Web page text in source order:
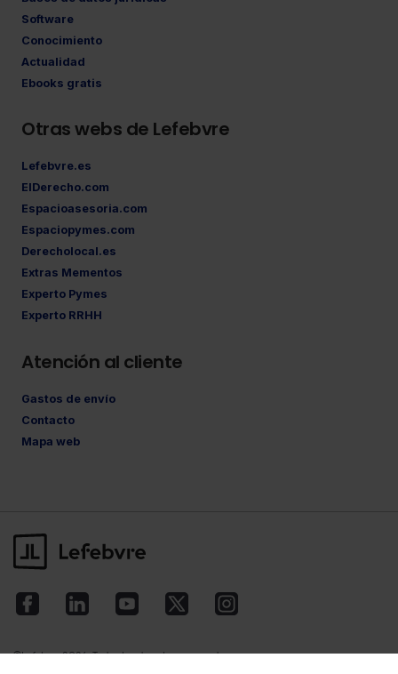
Software
Conocimiento
Actualidad
Ebooks gratis
Otras webs de Lefebvre
Lefebvre.es
ElDerecho.com
Espacioasesoria.com
Espaciopymes.com
Derecholocal.es
Extras Mementos
Experto Pymes
Experto RRHH
Atención al cliente
Gastos de envío
Contacto
Mapa web
©Lefebvre2026. Todos los derechos reservados.